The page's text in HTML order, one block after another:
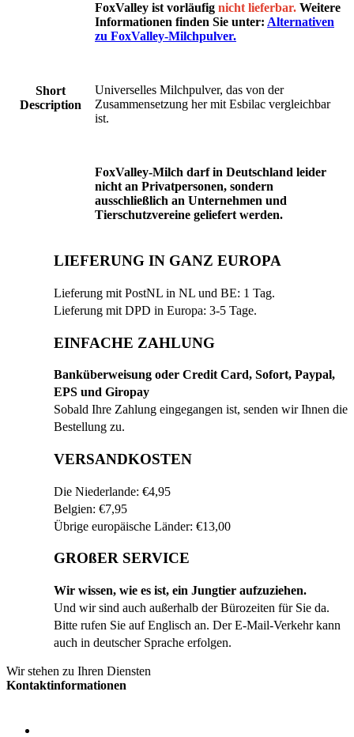
Short
Description
FoxValley ist vorläufig nicht lieferbar. Weitere
Informationen finden Sie unter: Alternativen
zu FoxValley-Milchpulver.
Universelles Milchpulver, das von der
Zusammensetzung her mit Esbilac vergleichbar
ist.
FoxValley-Milch darf in Deutschland leider
nicht an Privatpersonen, sondern
ausschließlich an Unternehmen und
Tierschutzvereine geliefert werden.
LIEFERUNG IN GANZ EUROPA
Lieferung mit PostNL in NL und BE: 1 Tag.
Lieferung mit DPD in Europa: 3-5 Tage.
EINFACHE ZAHLUNG
Banküberweisung oder Credit Card, Sofort, Paypal,
EPS und Giropay
Sobald Ihre Zahlung eingegangen ist, senden wir Ihnen die
Bestellung zu.
VERSANDKOSTEN
Die Niederlande: €4,95
Belgien: €7,95
Übrige europäische Länder: €13,00
GROßER SERVICE
Wir wissen, wie es ist, ein Jungtier aufzuziehen.
Und wir sind auch außerhalb der Bürozeiten für Sie da.
Bitte rufen Sie auf Englisch an. Der E-Mail-Verkehr kann
auch in deutscher Sprache erfolgen.
Wir stehen zu Ihren Diensten
Kontaktinformationen